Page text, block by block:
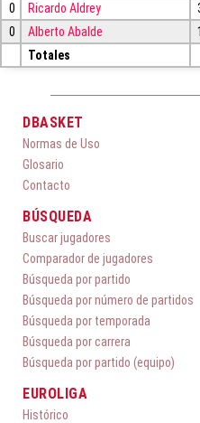
0
Ricardo Aldrey
0
Alberto Abalde
Totales
DBASKET
Normas de Uso
Glosario
Contacto
BÚSQUEDA
Buscar jugadores
Comparador de jugadores
Búsqueda por partido
Búsqueda por número de partidos
Búsqueda por temporada
Búsqueda por carrera
Búsqueda por partido (equipo)
EUROLIGA
Histórico